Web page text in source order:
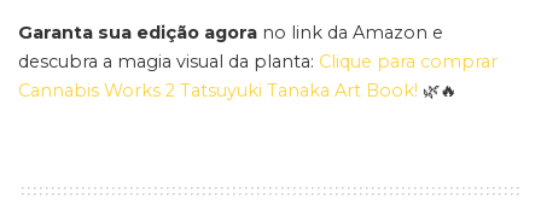
Garanta sua edição agora no link da Amazon e
descubra a magia visual da planta: Clique para comprar
Cannabis Works 2 Tatsuyuki Tanaka Art Book! 🌿🔥